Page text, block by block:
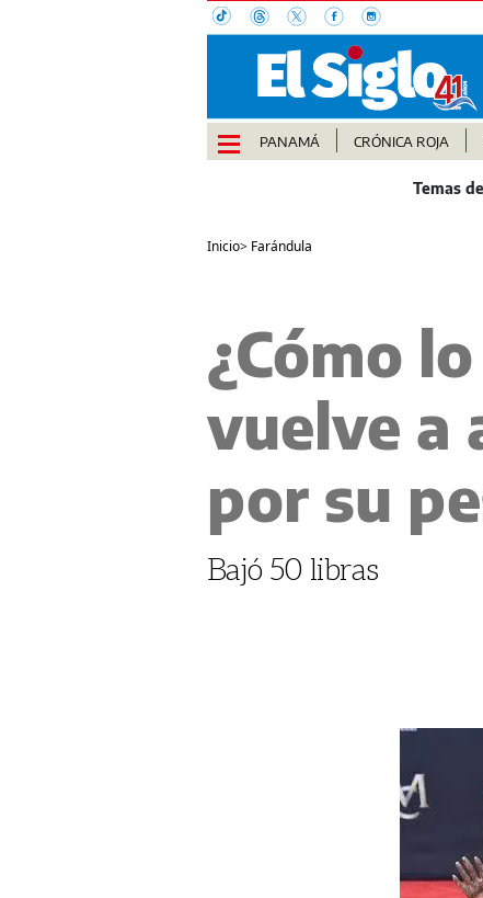
PANAMÁ CRÓNICA ROJA
Inicio> Farándula
¿Cómo
vuelve a
por su
Bajó 50 libras